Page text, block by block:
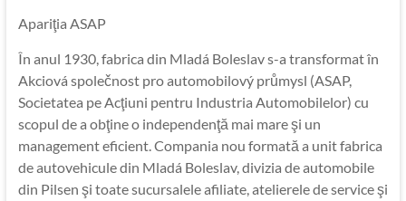
Apariţia ASAP
În anul 1930, fabrica din Mladá Boleslav s-a transformat în
Akciová společnost pro automobilový průmysl (ASAP,
Societatea pe Acţiuni pentru Industria Automobilelor) cu
scopul de a obţine o independenţă mai mare şi un
management eficient. Compania nou formată a unit fabrica
de autovehicule din Mladá Boleslav, divizia de automobile
din Pilsen şi toate sucursalele afiliate, atelierele de service şi